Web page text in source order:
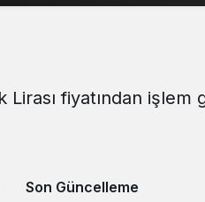
Lirası fiyatından
Son Güncelleme